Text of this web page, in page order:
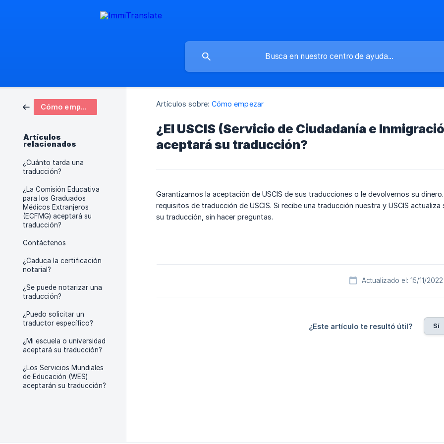
Cómo empezar
Artículos
relacionados
¿Cuánto tarda una
traducción?
¿La Comisión Educativa
para los Graduados
Médicos Extranjeros
(ECFMG) aceptará su
traducción?
Contáctenos
¿Caduca la certificación
notarial?
¿Se puede notarizar una
traducción?
¿Puedo solicitar un
traductor específico?
¿Mi escuela o universidad
aceptará su traducción?
¿Los Servicios Mundiales
de Educación (WES)
aceptarán su traducción?
Artículos sobre: Cómo empezar
¿El USCIS (Servicio de Ciudadanía e
aceptará su traducción?
Garantizamos la aceptación de USCIS de sus traducciones o le devolvemos su
requisitos de traducción de USCIS. Si recibe una traducción nuestra y USCIS
su traducción, sin hacer preguntas.
Actualizado el: 15/11/2022
¿Este artículo te resultó útil? Sí